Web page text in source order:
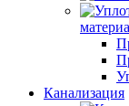
Канализация